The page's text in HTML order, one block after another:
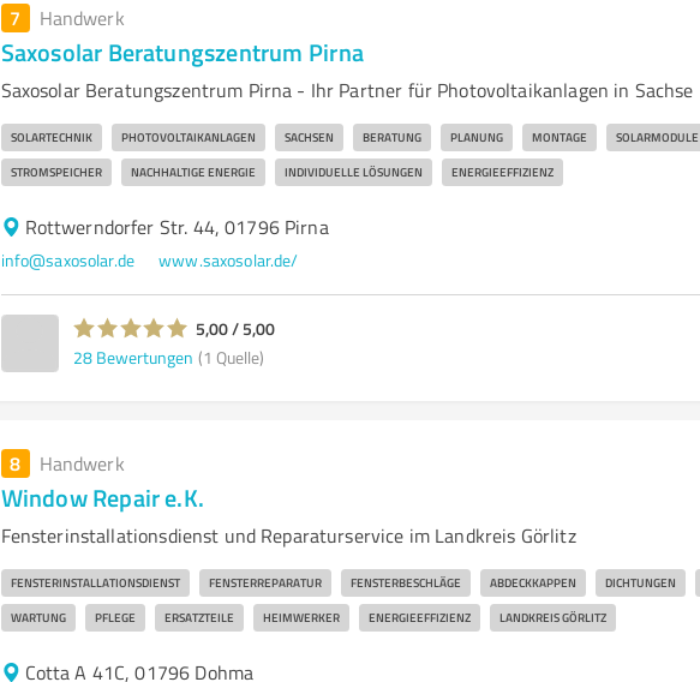
7 Handwerk
Saxosolar Beratungszentrum Pirna
Saxosolar Beratungszentrum Pirna - Ihr Partner für Photovoltaikanlagen in Sachse
SOLARTECHNIK PHOTOVOLTAIKANLAGEN SACHSEN BERATUNG PLANUNG MONTAGE SOLARMODULE
STROMSPEICHER NACHHALTIGE ENERGIE INDIVIDUELLE LÖSUNGEN ENERGIEEFFIZIENZ
Rottwerndorfer Str. 44, 01796 Pirna
info@saxosolar.de www.saxosolar.de/
5,00 / 5,00
28 Bewertungen (1 Quelle)
8 Handwerk
Window Repair e.K.
Fensterinstallationsdienst und Reparaturservice im Landkreis Görlitz
FENSTERINSTALLATIONSDIENST FENSTERREPARATUR FENSTERBESCHLÄGE ABDECKKAPPEN DICHTUNGEN
WARTUNG PFLEGE ERSATZTEILE HEIMWERKER ENERGIEEFFIZIENZ LANDKREIS GÖRLITZ
Cotta A 41C, 01796 Dohma